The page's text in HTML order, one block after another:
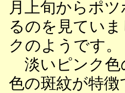
月上旬からポ
るのを見てい
クのようです。
淡いピンク色
色の斑紋が特